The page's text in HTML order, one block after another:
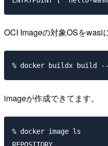
OCI Imageの対象OSをwasi
imageが作成できてます。
% docker image ls